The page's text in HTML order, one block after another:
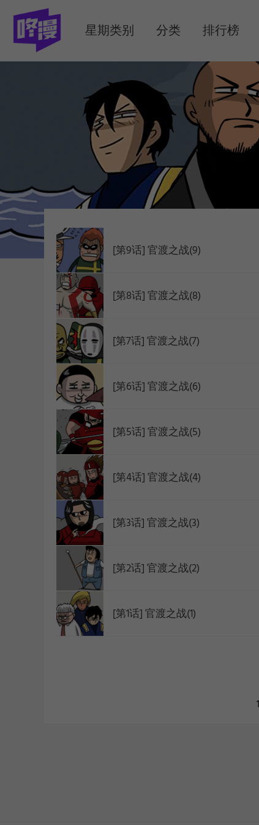
星期类别 分类 排行榜
[第9话] 官渡之战(9)
[第8话] 官渡之战(8)
[第7话] 官渡之战(7)
[第6话] 官渡之战(6)
[第5话] 官渡之战(5)
[第4话] 官渡之战(4)
[第3话] 官渡之战(3)
[第2话] 官渡之战(2)
[第1话] 官渡之战(1)
1